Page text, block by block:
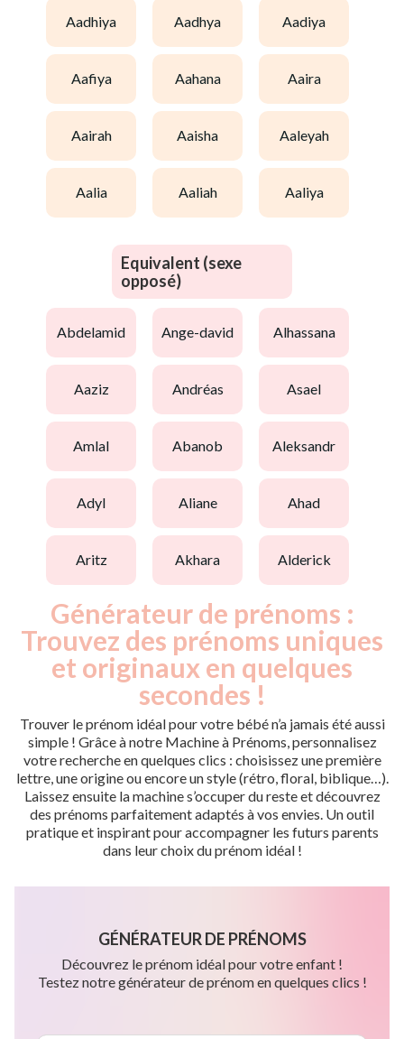
aadhiya aadhya aadiya
aafiya aahana aaira
aairah aaisha aaleyah
aalia aaliah aaliya
Equivalent (sexe
opposé)
abdelamid ange-david alhassana
aaziz andréas asael
amlal abanob aleksandr
adyl aliane ahad
aritz akhara alderick
Générateur de prénoms :
Trouvez des prénoms uniques
et originaux en quelques
secondes !
Trouver le prénom idéal pour votre bébé n’a jamais été aussi
simple ! Grâce à notre Machine à Prénoms, personnalisez
votre recherche en quelques clics : choisissez une première
lettre, une origine ou encore un style (rétro, floral, biblique…).
Laissez ensuite la machine s’occuper du reste et découvrez
des prénoms parfaitement adaptés à vos envies. Un outil
pratique et inspirant pour accompagner les futurs parents
dans leur choix du prénom idéal !
GÉNÉRATEUR DE PRÉNOMS
Découvrez le prénom idéal pour votre enfant !
Testez notre générateur de prénom en quelques clics !